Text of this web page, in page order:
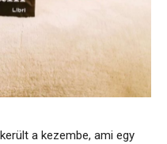
a kezembe, ami egy